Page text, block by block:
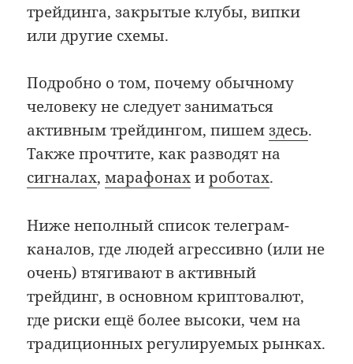
трейдинга, закрытые клубы, випки
или другие схемы.
Подробно о том, почему обычному
человеку не следует заниматься
активным трейдингом, пишемздесь.
Также прочтите, как разводят на
сигналах,марафонахироботах.
Ниже неполный список телеграм-
каналов, где людей агрессивно (или не
очень) втягивают в активный
трейдинг, в основном криптовалют,
где риски ещё более высоки, чем на
традиционных регулируемых рынках.